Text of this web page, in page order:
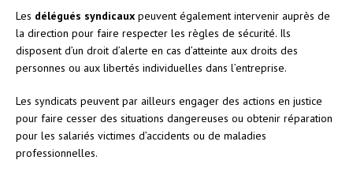
Les délégués syndicaux peuvent également intervenir auprès de
la direction pour faire respecter les règles de sécurité. Ils
disposent d’un droit d’alerte en cas d’atteinte aux droits des
personnes ou aux libertés individuelles dans l’entreprise.
Les syndicats peuvent par ailleurs engager des actions en justice
pour faire cesser des situations dangereuses ou obtenir réparation
pour les salariés victimes d’accidents ou de maladies
professionnelles.